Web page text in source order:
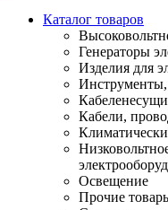
Каталог товаров
Генераторы
Изделия для
Инструменты,
Кабели,
Освещение
Прочие